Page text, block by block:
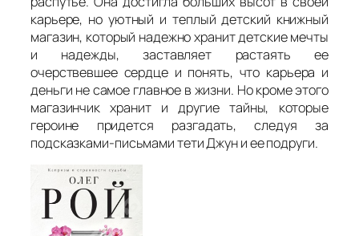
карьере, но уютный и теплый детский книжный
магазин, который надежно хранит детские мечты
и надежды, заставляет растаять ее
очерствевшее сердце и понять, что карьера и
деньги не самое главное в жизни. Но кроме этого
магазинчик хранит и другие тайны, которые
героине придется разгадать, следуя за
подсказками-письмами тети Джун и ее подруги.